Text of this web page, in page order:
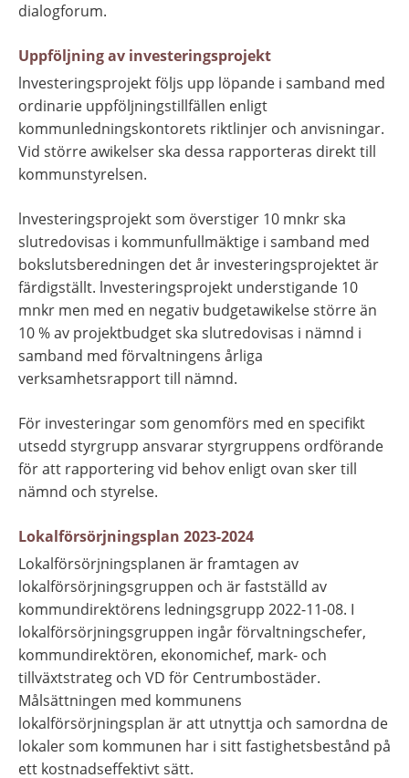
dialogforum.
Uppföljning av investeringsprojekt
lnvesteringsprojekt följs upp löpande i samband med
ordinarie uppföljningstillfällen enligt
kommunledningskontorets riktlinjer och anvisningar.
Vid större awikelser ska dessa rapporteras direkt till
kommunstyrelsen.
lnvesteringsprojekt som överstiger 10 mnkr ska
slutredovisas i kommunfullmäktige i samband med
bokslutsberedningen det år investeringsprojektet är
färdigställt. lnvesteringsprojekt understigande 10
mnkr men med en negativ budgetawikelse större än
10 % av projektbudget ska slutredovisas i nämnd i
samband med förvaltningens årliga
verksamhetsrapport till nämnd.
För investeringar som genomförs med en specifikt
utsedd styrgrupp ansvarar styrgruppens ordförande
för att rapportering vid behov enligt ovan sker till
nämnd och styrelse.
Lokalförsörjningsplan 2023-2024
Lokalförsörjningsplanen är framtagen av
lokalförsörjningsgruppen och är fastställd av
kommundirektörens ledningsgrupp 2022-11-08. I
lokalförsörjningsgruppen ingår förvaltningschefer,
kommundirektören, ekonomichef, mark- och
tillväxtstrateg och VD för Centrumbostäder.
Målsättningen med kommunens
lokalförsörjningsplan är att utnyttja och samordna de
lokaler som kommunen har i sitt fastighetsbestånd på
ett kostnadseffektivt sätt.